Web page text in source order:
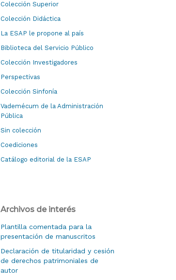
Colección Superior
Colección Didáctica
La ESAP le propone al país
Biblioteca del Servicio Público
Colección Investigadores
Perspectivas
Colección Sinfonía
Vademécum de la Administración
Pública
Sin colección
Coediciones
Catálogo editorial de la ESAP
Archivos de interés
Plantilla comentada para la
presentación de manuscritos
Declaración de titularidad y cesión
de derechos patrimoniales de
autor